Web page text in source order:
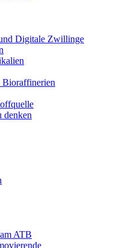
Digitale Zwillinge
Bioraffinerien
denken
ATB